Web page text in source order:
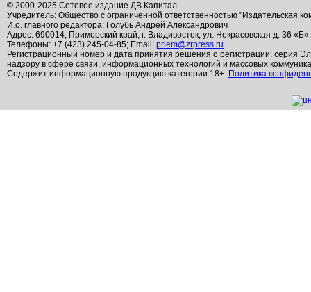
© 2000-2025 Сетевое издание ДВ Капитал
Учредитель: Общество с ограниченной ответственностью "Издательская
И.о. главного редактора: Голубь Андрей Александрович
Адрес: 690014, Приморский край, г. Владивосток, ул. Некрасовская д. 36
Телефоны: +7 (423) 245-04-85; Email: priem@zrpress.ru
Регистрационный номер и дата принятия решения о регистрации: серия
надзору в сфере связи, информационных технологий и массовых
Содержит информационную продукцию категории 18+. Политика